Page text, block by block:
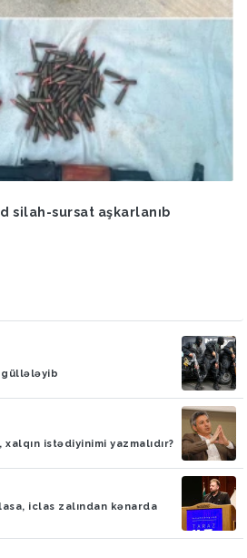
sursat aşkarlanıb
istədiyinimi yazmalıdır?
iclas zalından kənarda